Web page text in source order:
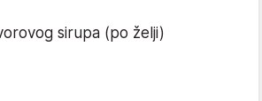
sirupa (po želji)